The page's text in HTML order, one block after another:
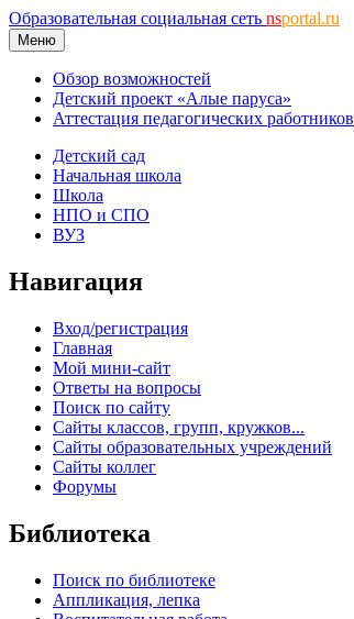
Образовательная социальная сеть nsportal.ru
Меню
Обзор возможностей
Детский проект «Алые паруса»
Аттестация педагогических работников
Детский сад
Начальная школа
Школа
НПО и СПО
ВУЗ
Навигация
Вход/регистрация
Главная
Мой мини-сайт
Ответы на вопросы
Поиск по сайту
Сайты классов, групп, кружков...
Сайты образовательных учреждений
Сайты коллег
Форумы
Библиотека
Поиск по библиотеке
Аппликация, лепка